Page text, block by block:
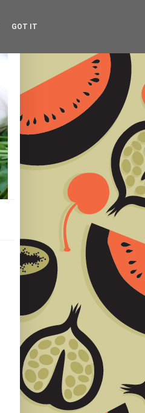
GOT IT